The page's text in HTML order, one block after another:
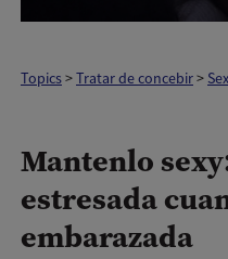
Topics>Tratar de concebir>
Mantenlo
estresada
embarazada